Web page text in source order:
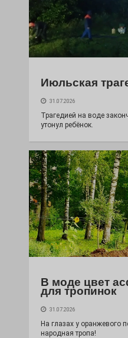
Июльская
31.07.2026
Трагедией на воде
утонул ребёнок.
В моде цвет
для тропинок
31.07.2026
На глазах у оранжевого
народная тропа!